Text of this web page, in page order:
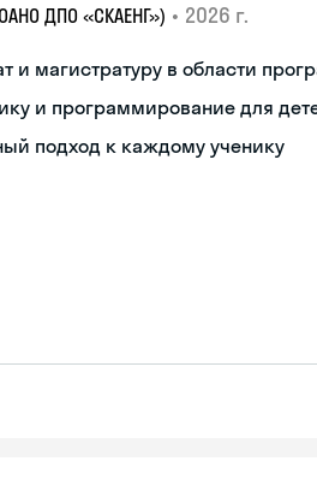
ДПО «СКАЕНГ») • 2026 г.
и магистратуру в области
и программирование для
подход к каждому ученику